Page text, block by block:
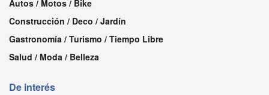
Autos / Motos / Bike
Construcción / Deco / Jardín
Gastronomía / Turismo / Tiempo Libre
Salud / Moda / Belleza
De interés